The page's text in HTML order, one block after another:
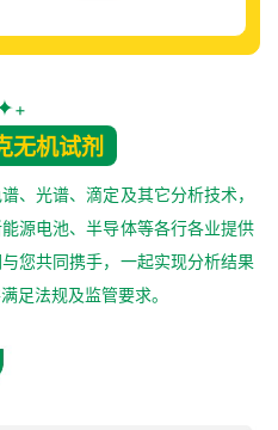
+
无机试剂
、光谱、滴定及其它分析技术，
源电池、半导体等各行各业提供
您共同携手，一起实现分析结果
足法规及监管要求。